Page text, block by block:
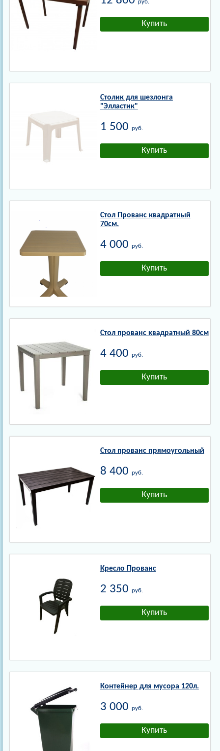
руб.
Столик для шезлонга
"Элластик"
1 500 руб.
Стол Прованс квадратный
70см.
4 000 руб.
Стол прованс квадратный 80см
4 400 руб.
Стол прованс прямоугольный
8 400 руб.
Кресло Прованс
2 350 руб.
Контейнер для мусора 120л.
3 000 руб.